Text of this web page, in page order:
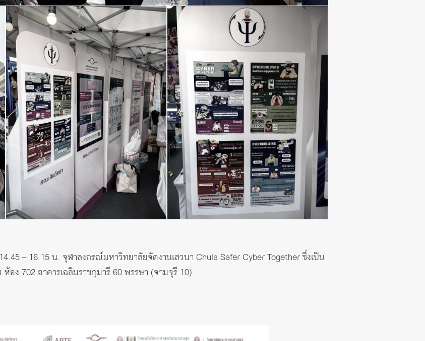
– 16.15 น. จุฬาลงกรณ์มหาวิทยาลัยจัดงานเสวนา Chula Safer Cyber Together ซึ่งเป็น
ง 702 อาคารเฉลิมราชกุมารี 60 พรรษา (จามจุรี 10)